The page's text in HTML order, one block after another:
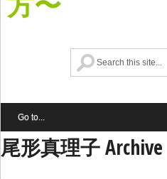
尾形真理子 Archive